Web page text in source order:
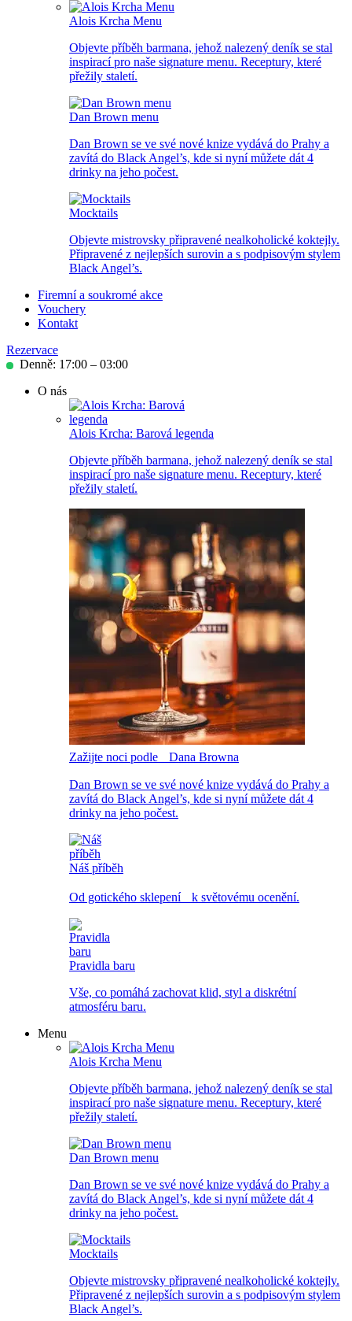
Alois Krcha Menu
Objevte příběh barmana, jehož nalezený deník se stal
inspirací pro naše signature menu. Receptury, které
přežily staletí.
Dan Brown menu
Dan Brown se ve své nové knize vydává do Prahy a
zavítá do Black Angel’s, kde si nyní můžete dát 4
drinky na jeho počest.
Mocktails
Objevte mistrovsky připravené nealkoholické koktejly.
Připravené z nejlepších surovin a s podpisovým stylem
Black Angel’s.
Firemní a soukromé akce
Vouchery
Kontakt
Rezervace
Denně: 17:00 – 03:00
O nás
Alois Krcha: Barová legenda
Objevte příběh barmana, jehož nalezený deník se stal
inspirací pro naše signature menu. Receptury, které
přežily staletí.
Zažijte noci podle Dana Browna
Dan Brown se ve své nové knize vydává do Prahy a
zavítá do Black Angel’s, kde si nyní můžete dát 4
drinky na jeho počest.
Náš příběh
Od gotického sklepení k světovému ocenění.
Pravidla baru
Vše, co pomáhá zachovat klid, styl a diskrétní
atmosféru baru.
Menu
Alois Krcha Menu
Objevte příběh barmana, jehož nalezený deník se stal
inspirací pro naše signature menu. Receptury, které
přežily staletí.
Dan Brown menu
Dan Brown se ve své nové knize vydává do Prahy a
zavítá do Black Angel’s, kde si nyní můžete dát 4
drinky na jeho počest.
Mocktails
Objevte mistrovsky připravené nealkoholické koktejly.
Připravené z nejlepších surovin a s podpisovým stylem
Black Angel’s.